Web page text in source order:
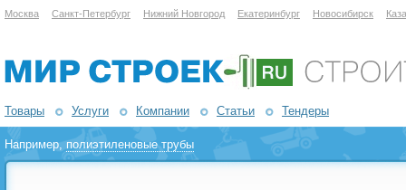
Москва Санкт-Петербург Нижний Новгород Екатеринбург Новосибирск
Товары Услуги Компании Статьи Тендеры
Например,полиэтиленовые трубы